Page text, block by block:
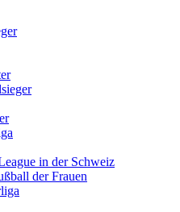
in der Schweiz
der Frauen